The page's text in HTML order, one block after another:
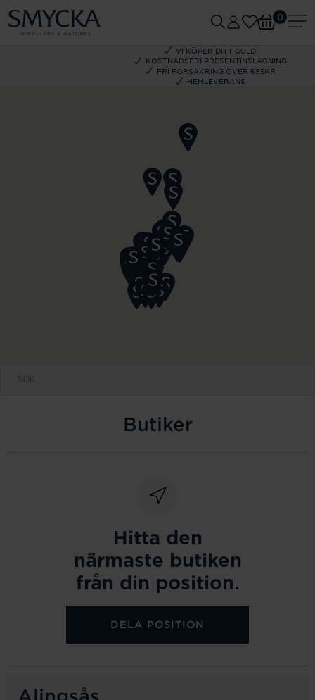
VI KÖPER DITT GULD
KOSTNADSFRI PRESENTINSLAGNING
FRI FÖRSÄKRING ÖVER 695KR
HEMLEVERANS
0
Butiker
Hitta den
närmaste butiken
från din position.
DELA POSITION